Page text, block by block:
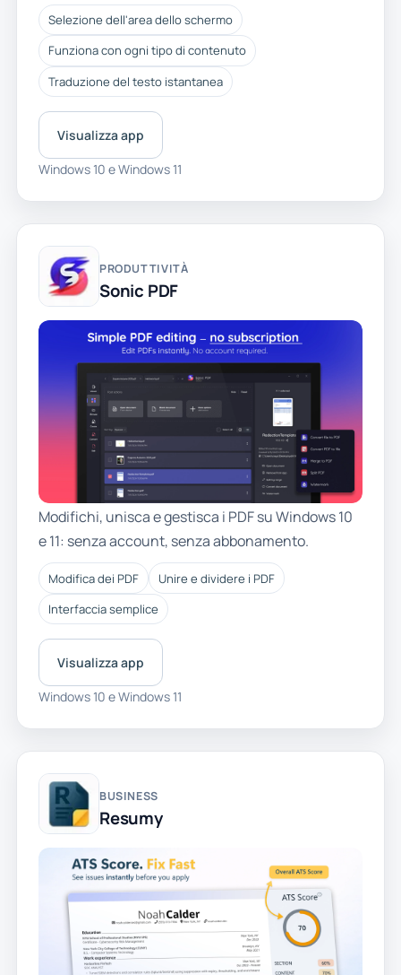
Selezione dell'area dello schermo
Funziona con ogni tipo di contenuto
Traduzione del testo istantanea
Visualizza app
Windows 10 e Windows 11
PRODUTTIVITÀ
Sonic PDF
Modifichi, unisca e gestisca i PDF su Windows 10
e 11: senza account, senza abbonamento.
Modifica dei PDF
Unire e dividere i PDF
Interfaccia semplice
Visualizza app
Windows 10 e Windows 11
BUSINESS
Resumy